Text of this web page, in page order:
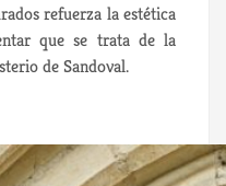
refuerza la estética
que se trata de la
de Sandoval.